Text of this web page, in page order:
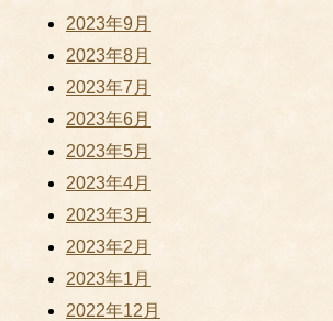
2023年9月
2023年8月
2023年7月
2023年6月
2023年5月
2023年4月
2023年3月
2023年2月
2023年1月
2022年12月